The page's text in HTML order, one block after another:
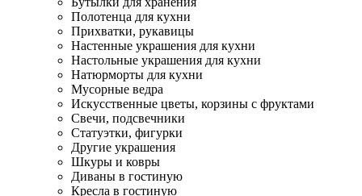
Полотенца для кухни
Прихватки, рукавицы
Настенные украшения для кухни
Настольные украшения для кухни
Натюрморты для кухни
Мусорные ведра
Искусственные цветы, корзины с фруктами
Свечи, подсвечники
Статуэтки, фигурки
Другие украшения
Шкуры и ковры
Диваны в гостиную
Кресла в гостиную